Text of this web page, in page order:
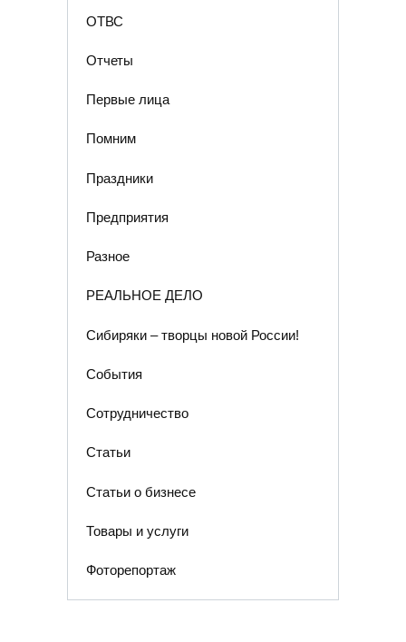
ОТВС
Отчеты
Первые лица
Помним
Праздники
Предприятия
Разное
РЕАЛЬНОЕ ДЕЛО
Сибиряки – творцы новой России!
События
Сотрудничество
Статьи
Статьи о бизнесе
Товары и услуги
Фоторепортаж